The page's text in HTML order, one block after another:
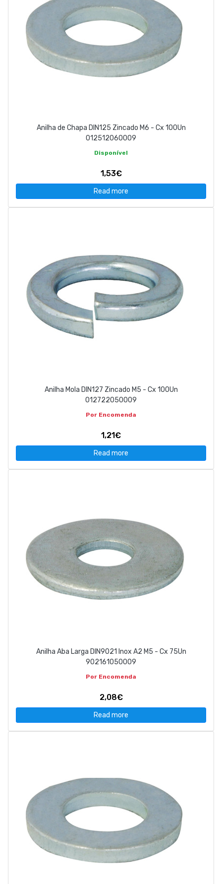
Anilha de Chapa DIN125 Zincado M6 - Cx 100Un
012512060009
Disponível
1,53€
Read more
Anilha Mola DIN127 Zincado M5 - Cx 100Un
012722050009
Por Encomenda
1,21€
Read more
Anilha Aba Larga DIN9021 Inox A2 M5 - Cx 75Un
902161050009
Por Encomenda
2,08€
Read more